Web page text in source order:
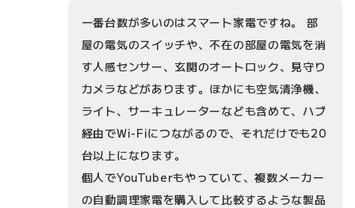
一番台数が多いのはスマート家電ですね。 部
屋の電気のスイッチや、不在の部屋の電気を消
す人感センサー、玄関のオートロック、見守り
カメラなどがあります。ほかにも空気清浄機、
ライト、サーキュレーターなども含めて、ハブ
経由でWi-Fiにつながるので、それだけでも20
台以上になります。
個人でYouTuberもやっていて、複数メーカー
の自動調理家電を購入して比較するような製品